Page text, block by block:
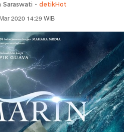
Saraswati - detikHot
2020 14:29 WIB